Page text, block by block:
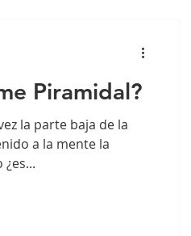
Piramidal?
la parte baja de la
a la mente la